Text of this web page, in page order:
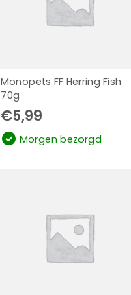
Monopets FF Herring Fish
70g
€5,99
Morgen bezorgd